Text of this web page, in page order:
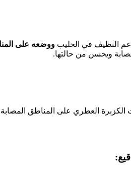
النظيف في الحليب ووضعه على
ويحسن من حالتها.
العطري على المناطق المصابة